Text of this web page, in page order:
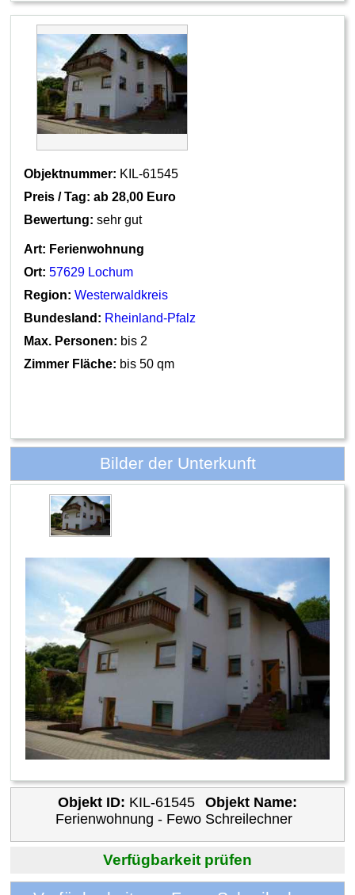
Objektnummer: KIL-61545
Preis / Tag: ab 28,00 Euro
Bewertung: sehr gut
Art: Ferienwohnung
Ort: 57629 Lochum
Region: Westerwaldkreis
Bundesland: Rheinland-Pfalz
Max. Personen: bis 2
Zimmer Fläche: bis 50 qm
Bilder der Unterkunft
Objekt ID: KIL-61545
Objekt Name:
Ferienwohnung - Fewo Schreilechner
Verfügbarkeit prüfen